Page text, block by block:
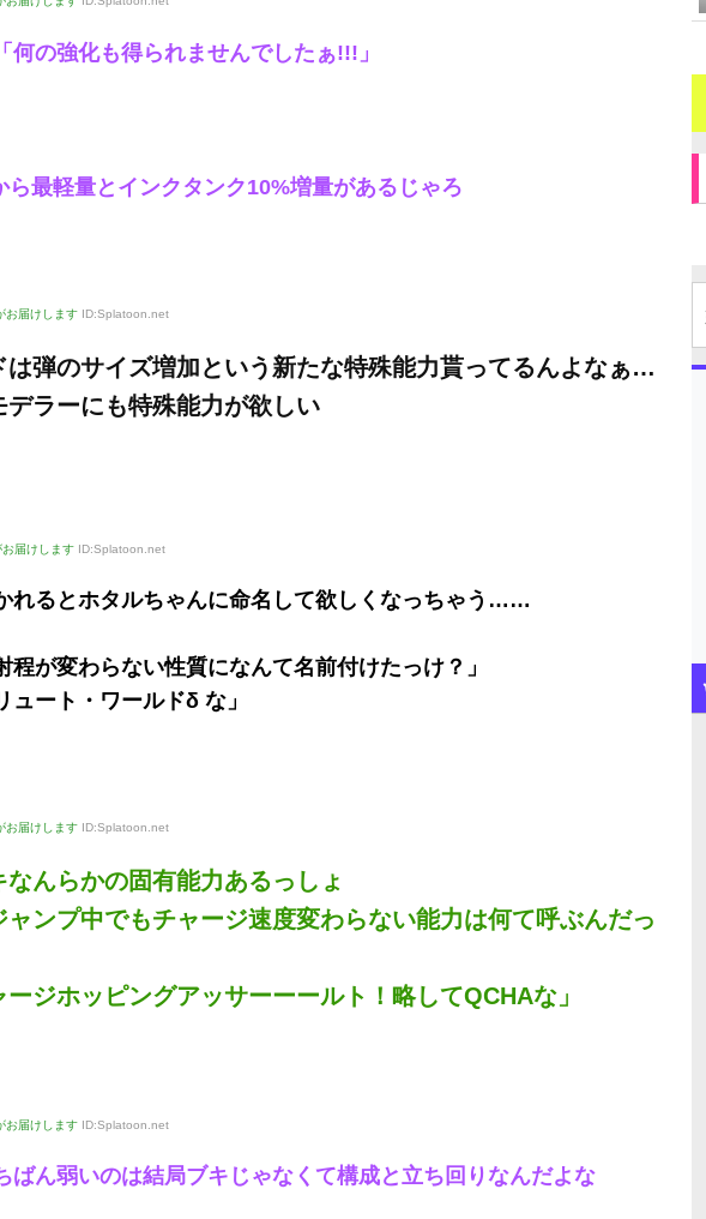
何の強化も得られませんでしたぁ!!!」
ら最軽量とインクタンク10%増量があるじゃろ
お届けします ID:Splatoon.net
は弾のサイズ増加という新たな特殊能力貰ってるんよなぁ…
ラーにも特殊能力が欲しい
お届けします ID:Splatoon.net
れるとホタルちゃんに命名して欲しくなっちゃう……
程が変わらない性質になんて名前付けたっけ？」
ュート・ワールドδ な」
お届けします ID:Splatoon.net
なんらかの固有能力あるっしょ
ャンプ中でもチャージ速度変わらない能力は何て呼ぶんだっ
ージホッピングアッサーーールト！略してQCHAな」
お届けします ID:Splatoon.net
ばん弱いのは結局ブキじゃなくて構成と立ち回りなんだよな